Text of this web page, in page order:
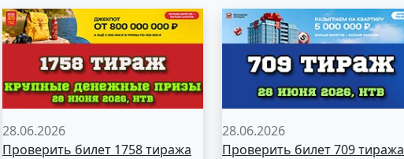
28.06.2026
Проверить билет 1758 тиража
28.06.2026
Проверить билет 709 тиража